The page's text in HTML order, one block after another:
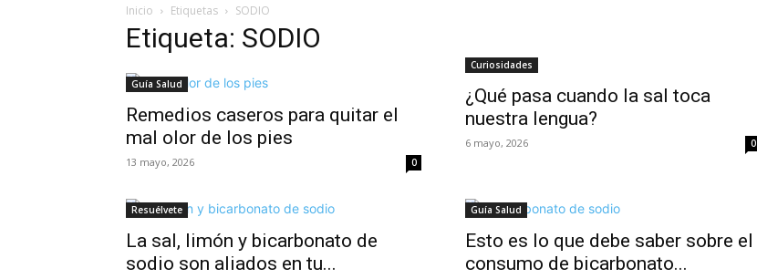
Inicio Etiquetas SODIO
Etiqueta: SODIO
Guía Salud
Remedios caseros para quitar el
mal olor de los pies
13 mayo, 2026 0
Curiosidades
¿Qué pasa cuando la sal toca
nuestra lengua?
6 mayo, 2026 0
Resuélvete
La sal, limón y bicarbonato de
sodio son aliados en tu...
Guía Salud
Esto es lo que debe saber sobre el
consumo de bicarbonato...